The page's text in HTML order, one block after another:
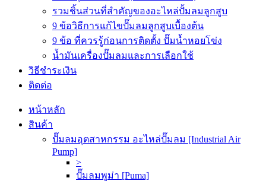
รวมชิ้นส่วนที่สำคัญของอะไหล่ปั้มลมลูกสูบ
9 ข้อวิธีการแก้ไขปั๊มลมลูกสูบเบื้องต้น
9 ข้อ ที่ควรรู้ก่อนการติดตั้ง ปั๊มน้ำหอยโข่ง
น้ำมันเครื่องปั๊มลมและการเลือกใช้
วิธีชำระเงิน
ติดต่อ
หน้าหลัก
สินค้า
ปั๊มลมอุตสาหกรรม อะไหล่ปั๊มลม [Industrial Air
Pump]
>
ปั๊มลมพูม่า [Puma]